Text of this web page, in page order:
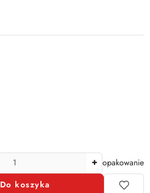
opakowanie
Do koszyka